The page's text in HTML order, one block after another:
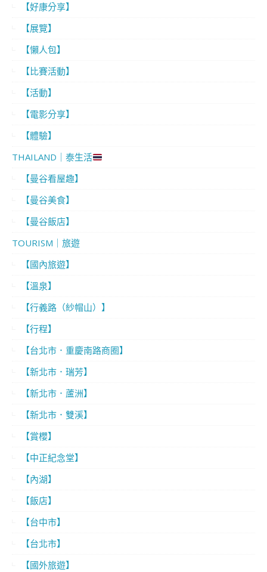
【好康分享】
【展覽】
【懶人包】
【比賽活動】
【活動】
【電影分享】
【體驗】
THAILAND｜泰生活
【曼谷看屋趣】
【曼谷美食】
【曼谷飯店】
TOURISM｜旅遊
【國內旅遊】
【溫泉】
【行義路（紗帽山）】
【行程】
【台北市．重慶南路商圈】
【新北市．瑞芳】
【新北市．蘆洲】
【新北市．雙溪】
【賞櫻】
【中正紀念堂】
【內湖】
【飯店】
【台中市】
【台北市】
【國外旅遊】